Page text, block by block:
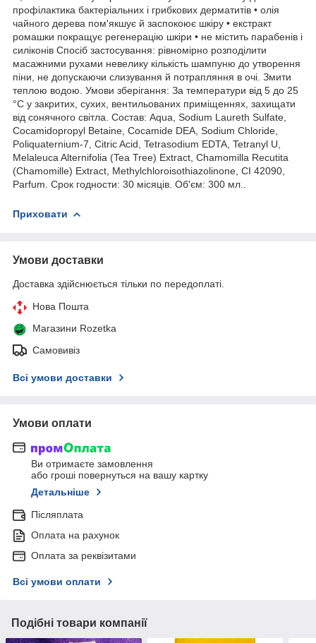
профілактика бактеріальних і грибкових дерматитів • олія
чайного дерева пом'якшує й заспокоює шкіру • екстракт
ромашки покращує регенерацію шкіри • не містить парабенів і
силіконів Спосіб застосування: рівномірно розподілити
масажними рухами невелику кількість шампуню до утворення
піни, не допускаючи слизування й потрапляння в очі. Змити
теплою водою. Умови зберігання: За температури від 5 до 25
°C у закритих, сухих, вентильованих приміщеннях, захищати
від сонячного світла. Состав: Aqua, Sodium Laureth Sulfate,
Cocamidopropyl Betaine, Cocamide DEA, Sodium Chloride,
Poliquaternium-7, Citric Acid, Tetrasodium EDTA, Tetranyl U,
Melaleuca Alternifolia (Tea Tree) Extract, Chamomilla Recutita
(Chamomille) Extract, Methylchloroisothiazolinone, CI 42090,
Parfum. Срок годности: 30 місяців. Об'єм: 300 мл..
Приховати
Умови доставки
Доставка здійснюється тільки по передоплаті.
Нова Пошта
Магазини Rozetka
Самовивіз
Всі умови доставки
Умови оплати
Ви отримаєте замовлення
або гроші повернуться на вашу картку
Детальніше
Післяплата
Оплата на рахунок
Оплата за реквізитами
Всі умови оплати
Подібні товари компанії